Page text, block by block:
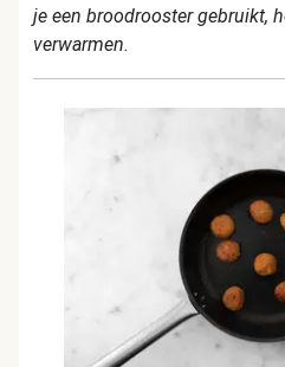
je een broodrooster gebruikt,
verwarmen.